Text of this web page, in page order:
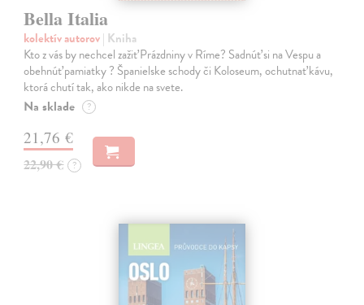
Bella Italia
kolektív autorov| Kniha
Kto z vás by nechcel zažiť Prázdniny v Ríme? Sadnúť si na Vespu a
obehnúť pamiatky ? Španielske schody či Koloseum, ochutnať kávu,
ktorá chutí tak, ako nikde na svete.
Na sklade ?
21,76 €
22,90 € ?